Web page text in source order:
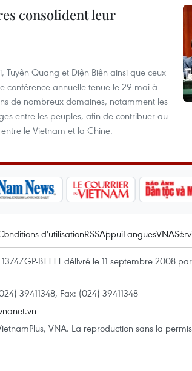
consolident leur
Quang et Diện Biên ainsi que ceux
conférence annuelle tenue le 29 mai à
de nombreux domaines, notamment les
entre les peuples, afin de contribuer au
le Vietnam et la Chine.
d'utilisationRSSAppuiLanguesVNA
GP-BTTTT délivré le 11 septembre 2008
39411348, Fax: (024) 39411348
VNA. La reproduction sans la